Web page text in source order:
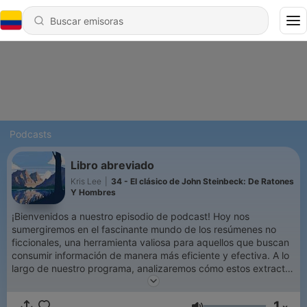
Podcasts
Libro abreviado
Kris Lee
34 - El clásico de John Steinbeck: De Ratones
Y Hombres
¡Bienvenidos a nuestro episodio de podcast! Hoy nos
sumergiremos en el fascinante mundo de los resúmenes no
ficcionales, una herramienta valiosa para aquellos que buscan
consumir información de manera más eficiente y efectiva. A lo
largo de nuestro programa, analizaremos cómo estos extractos
concisos y cuidadosamente elaborados permiten a los lectores